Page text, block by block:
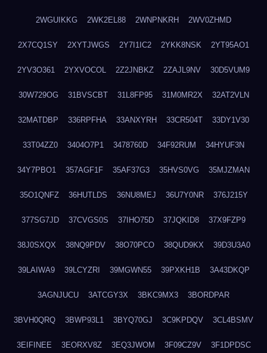
2WGUIKKG 2WK2EL88 2WNPNKRH 2WV0ZHMD
2X7CQ1SY 2XYTJWGS 2Y7I1IC2 2YKK8NSK 2YT95AO1
2YV3O361 2YXVOCOL 2Z2JNBKZ 2ZAJL9NV 30D5VUM9
30W729OG 31BVSCBT 31L8FP95 31M0MR2X 32AT2VLN
32MATDBP 336RPFHA 33ANXYRH 33CR504T 33DY1V30
33T04ZZ0 3404O7P1 3478760D 34F92RUM 34HYUF3N
34Y7PBO1 357AGF1F 35AF37G3 35HVS0VG 35MJZMAN
35O1QNFZ 36HUTLDS 36NU8MEJ 36U7Y0NR 376J215Y
377SG7JD 37CVGS0S 37IHO75D 37JQKID8 37X9FZP9
38J0SXQX 38NQ9PDV 38O70PCO 38QUD9KX 39D3U3A0
39LAIWA9 39LCYZRI 39MGWN55 39PXKH1B 3A43DKQP
3AGNJUCU 3ATCGY3X 3BKC9MX3 3BORDPAR
3BVH0QRQ 3BWP93L1 3BYQ70GJ 3C9KPDQV 3CL4BSMV
3EIFINEE 3EORXV8Z 3EQ3JWOM 3F09CZ9V 3F1DPDSC